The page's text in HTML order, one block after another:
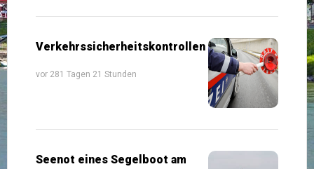
Verkehrssicherheitskontrollen
vor 281 Tagen 21 Stunden
Seenot eines Segelboot am